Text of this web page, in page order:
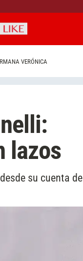
VERÓNICA
lazos
su cuenta de